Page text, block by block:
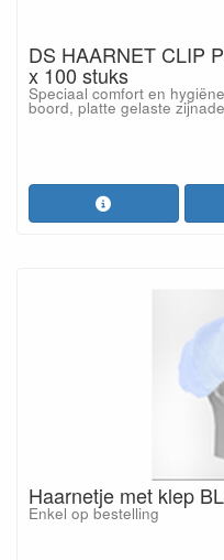
DS HAARNET CLIP
x 100 stuks
Speciaal comfort en
boord, platte gelaste
Haarnetje met klep
Enkel op bestelling